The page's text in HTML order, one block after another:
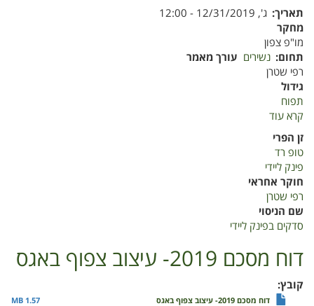
תאריך ג', 12/31/2019 - 12:00
מחקר
מו"פ צפון
תחום נשירים עורך מאמר
רפי שטרן
גידול
תפוח
קרא עוד
2019
זן הפרי
טופ רד
פינק ליידי
חוקר אחראי
רפי שטרן
שם הניסוי
סדקים בפינק ליידי
דוח מסכם 2019- עיצוב צפוף באגס
קובץ
דוח מסכם 2019- עיצוב צפוף באגס 1.57 MB